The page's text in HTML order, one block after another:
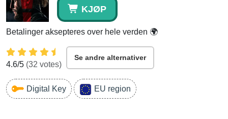
KJØP
Betalinger aksepteres over hele verden 🌍
4.6/5 (32 votes)
Se andre alternativer
Digital Key EU region